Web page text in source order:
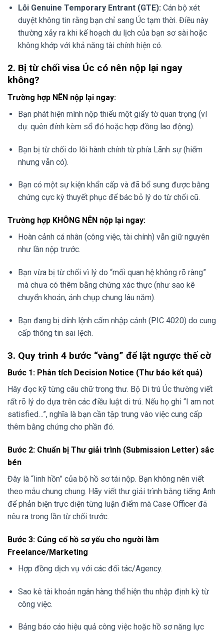
Lỗi Genuine Temporary Entrant (GTE): Cán bộ xét
duyệt không tin rằng bạn chỉ sang Úc tạm thời. Điều này
thường xảy ra khi kế hoạch du lịch của bạn sơ sài hoặc
không khớp với khả năng tài chính hiện có.
2. Bị từ chối visa Úc có nên nộp lại ngay
không?
Trường hợp NÊN nộp lại ngay:
Bạn phát hiện mình nộp thiếu một giấy tờ quan trọng (ví
dụ: quên đính kèm sổ đỏ hoặc hợp đồng lao động).
Bạn bị từ chối do lỗi hành chính từ phía Lãnh sự (hiếm
nhưng vẫn có).
Bạn có một sự kiện khẩn cấp và đã bổ sung được bằng
chứng cực kỳ thuyết phục để bác bỏ lý do từ chối cũ.
Trường hợp KHÔNG NÊN nộp lại ngay:
Hoàn cảnh cá nhân (công việc, tài chính) vẫn giữ nguyên
như lần nộp trước.
Bạn vừa bị từ chối vì lý do “mối quan hệ không rõ ràng”
mà chưa có thêm bằng chứng xác thực (như sao kê
chuyển khoản, ảnh chụp chung lâu năm).
Bạn đang bị dính lệnh cấm nhập cảnh (PIC 4020) do cung
cấp thông tin sai lệch.
3. Quy trình 4 bước “vàng” để lật ngược thế cờ
Bước 1: Phân tích Decision Notice (Thư báo kết quả)
Hãy đọc kỹ từng câu chữ trong thư. Bộ Di trú Úc thường viết
rất rõ lý do dựa trên các điều luật di trú. Nếu họ ghi “I am not
satisfied…”, nghĩa là bạn cần tập trung vào việc cung cấp
thêm bằng chứng cho phần đó.
Bước 2: Chuẩn bị Thư giải trình (Submission Letter) sắc
bén
Đây là “linh hồn” của bộ hồ sơ tái nộp. Bạn không nên viết
theo mẫu chung chung. Hãy viết thư giải trình bằng tiếng Anh
để phản biện trực diện từng luận điểm mà Case Officer đã
nêu ra trong lần từ chối trước.
Bước 3: Củng cố hồ sơ yếu cho người làm
Freelance/Marketing
Hợp đồng dịch vụ với các đối tác/Agency.
Sao kê tài khoản ngân hàng thể hiện thu nhập định kỳ từ
công việc.
Bảng báo cáo hiệu quả công việc hoặc hồ sơ năng lực